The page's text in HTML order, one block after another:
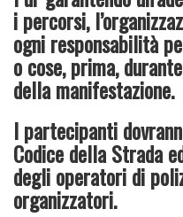
i percorsi,
ogni responsabilità
o cose, prima,
della manifestazione.
I partecipanti
Codice della Strada
degli operatori di
organizzatori.